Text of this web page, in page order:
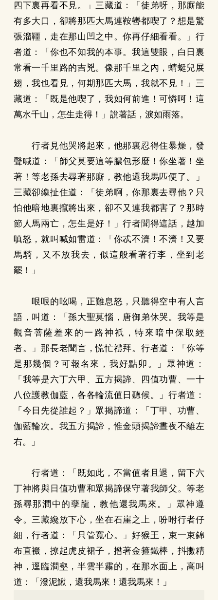
四下裏再看不見。」三藏道：「徒弟呀，那廝能
有多大口，卻將那匹大馬連鞍轡都喫了？想是驚
張溜韁，走在那山凹之中。你再仔細看看。」行
者道：「你也不知我的本事。我這雙眼，白日裏
常看一千里路的吉兇。像那千里之內，蜻蜓兒展
翅，我也看見，何期那匹大馬，我就不見！」三
藏道：「既是他喫了，我如何前進！可憐呵！這
萬水千山，怎生走得！」說著話，淚如雨落。
行者見他哭將起來，他那裏忍得住暴燥，發
聲喊道：「師父莫要這等膿包形麼！你坐著！坐
著！等老孫去尋著那廝，教他還我馬匹便了。」
三藏卻纔扯住道：「徒弟啊，你那裏去尋他？只
怕他暗地裏攛將出來，卻不又連我都害了？那時
節人馬兩亡，怎生是好！」行者聞得這話，越加
嗔怒，就叫喊如雷道：「你忒不濟！不濟！又要
馬騎，又不放我去，似這般看著行李，坐到老
罷！」
哏哏的吆喝，正難息怒，只聽得空中有人言
語，叫道：「孫大聖莫惱，唐御弟休哭。我等是
觀音菩薩差來的一路神祇，特來暗中保取經
者。」那長老聞言，慌忙禮拜。行者道：「你等
是那幾個？可報名來，我好點卯。」眾神道：
「我等是六丁六甲、五方揭諦、四值功曹、一十
八位護教伽藍，各各輪流值日聽候。」行者道：
「今日先從誰起？」眾揭諦道：「丁甲、功曹、
伽藍輪次。我五方揭諦，惟金頭揭諦晝夜不離左
右。」
行者道：「既如此，不當值者且退，留下六
丁神將與日值功曹和眾揭諦保守著我師父。等老
孫尋那澗中的孽龍，教他還我馬來。」眾神遵
令。三藏纔放下心，坐在石崖之上，吩咐行者仔
細，行者道：「只管寬心。」好猴王，束一束錦
布直裰，撩起虎皮裙子，揝著金箍鐵棒，抖擻精
神，逕臨澗壑，半雲半霧的，在那水面上，高叫
道：「潑泥鰍，還我馬來！還我馬來！」